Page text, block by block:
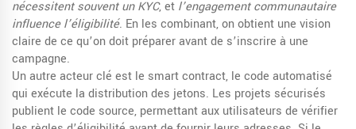
nécessitent souvent un KYC, et l’engagement communautaire
influence l’éligibilité. En les combinant, on obtient une vision
claire de ce qu’on doit préparer avant de s’inscrire à une
campagne.
Un autre acteur clé est le smart contract, le code automatisé
qui exécute la distribution des jetons. Les projets sécurisés
publient le code source, permettant aux utilisateurs de vérifier